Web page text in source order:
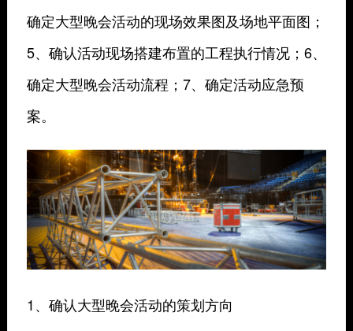
确定大型晚会活动的现场效果图及场地平面图；
5、确认活动现场搭建布置的工程执行情况；6、
确定大型晚会活动流程；7、确定活动应急预
案。
1、确认大型晚会活动的策划方向